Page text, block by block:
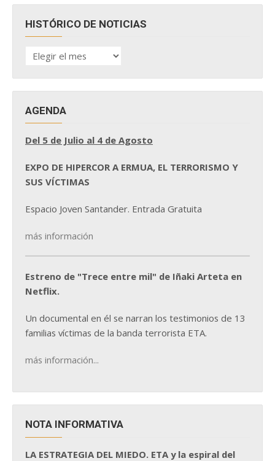
HISTÓRICO DE NOTICIAS
HISTÓRICO
DE
AGENDA
Del 5 de Julio al 4 de Agosto
EXPO DE HIPERCOR A ERMUA, EL TERRORISMO Y
SUS VÍCTIMAS
Espacio Joven Santander. Entrada Gratuita
más información
Estreno de "Trece entre mil" de Iñaki Arteta en
Netflix.
Un documental en él se narran los testimonios de 13
familias víctimas de la banda terrorista ETA.
más información...
NOTA INFORMATIVA
LA ESTRATEGIA DEL MIEDO. ETA y la espiral del